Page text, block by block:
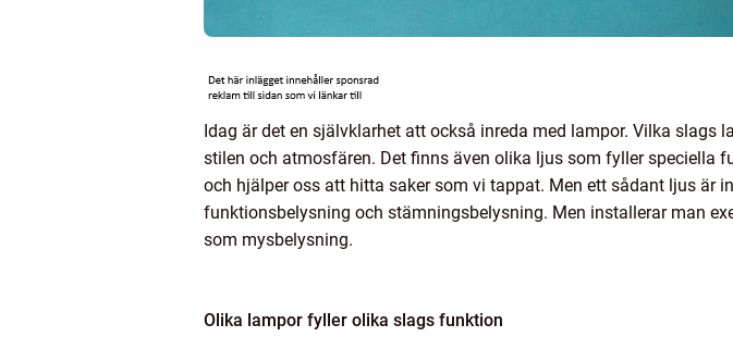
Idag är det en självklarhet att också inreda med lampor. Vilka
stilen och atmosfären. Det finns även olika ljus som fyller speciella
och hjälper oss att hitta saker som vi tappat. Men ett sådant ljus är
funktionsbelysning och stämningsbelysning. Men installerar man
som mysbelysning.
Olika lampor fyller olika slags funktion